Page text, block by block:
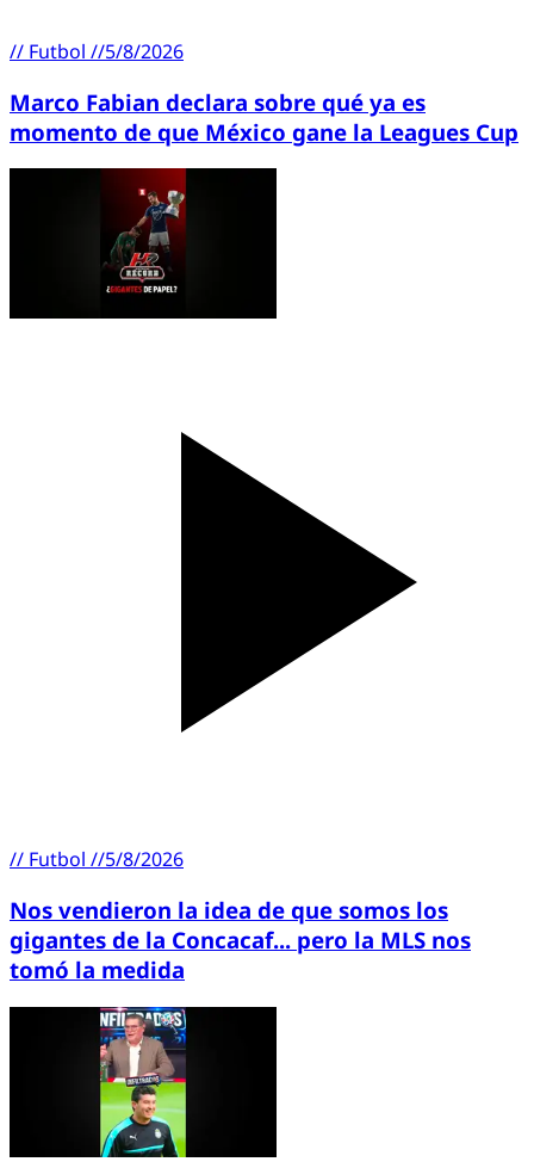
// Futbol //5/8/2026
Marco Fabian declara sobre qué ya es
momento de que México gane la Leagues Cup
// Futbol //5/8/2026
Nos vendieron la idea de que somos los
gigantes de la Concacaf... pero la MLS nos
tomó la medida